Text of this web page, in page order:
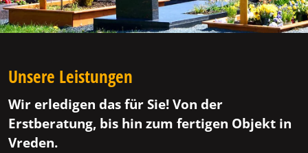
Unsere Leistungen
Wir erledigen das für Sie! Von der
Erstberatung, bis hin zum fertigen Objekt in
Vreden.